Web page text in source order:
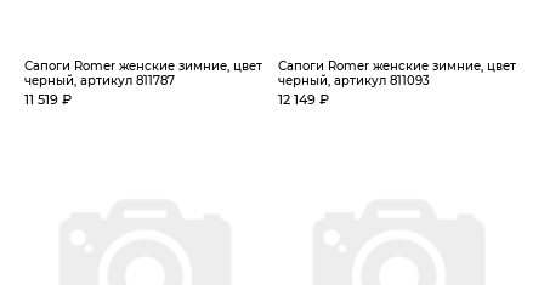
Сапоги Romer женские зимние, цвет
черный, артикул 811787
11 519 ₽
Сапоги Romer женские зимние, цвет
черный, артикул 811093
12 149 ₽